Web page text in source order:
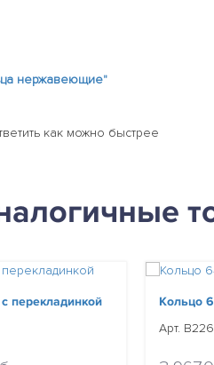
нержавеющие"
как можно быстрее
c перекладинкой
Кольцо
Арт.